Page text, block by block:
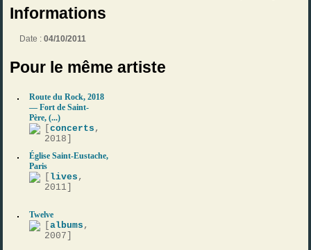
Informations
Date :04/10/2011
Pour le même artiste
Route du Rock, 2018
— Fort de Saint-
Père, (...)
[concerts ,
2018]
Église Saint-Eustache,
Paris
lives ,
2011]
Twelve
[albums ,
2007]